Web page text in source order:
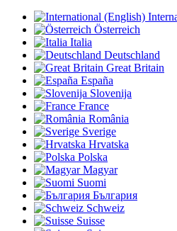
Österreich
Italia
Deutschland
Great Britain
España
Slovenija
France
România
Sverige
Hrvatska
Polska
Magyar
Suomi
България
Schweiz
Suisse